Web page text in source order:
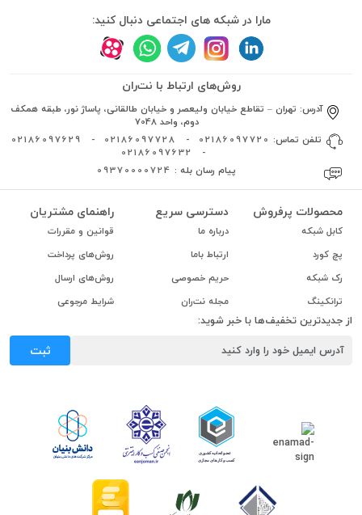
مارا در شبکه های اجتماعی دنبال کنید:
روش‌های ارتباط با نت‌ران
آدرس:تهران – تقاطع خیابان ولیعصر و خیابان طالقانی، پاساژ نور، طبقه همکف
دوم، واحد 7048
تلفن تماس:02186097720
02186097728
02186097629
02186097632
پیام رسان بله : 09370000724
محصولات پرفروش
کابل شبکه
پچ کورد
رک شبکه
ترانکینگ
دسترسی سریع
درباره ما
ارتباط باما
حریم خصوصی
مجله نت‌ران
راهنمای مشتریان
قوانین و مقررات
روش‌های پرداخت
روش‌های ارسال
شرایط مرجوعی
از جدیدترین تخفیف‌ها با خبر شوید:
ثبت